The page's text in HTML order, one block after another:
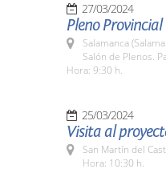
27/03/2024
Pleno
Salamanca
Salón de Plenos.
Hora: 9:30 h.
25/03/2024
Visita al
San Martín del
Hora: 10:30 h.